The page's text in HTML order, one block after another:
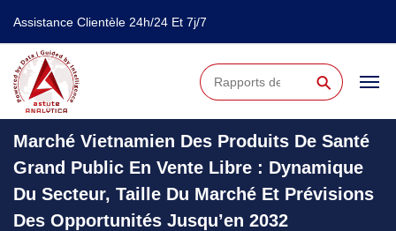
Assistance Clientèle 24h/24 Et 7j/7
⚲
Marché Vietnamien Des Produits De Santé
Grand Public En Vente Libre : Dynamique
Du Secteur, Taille Du Marché Et Prévisions
Des Opportunités Jusqu’en 2032